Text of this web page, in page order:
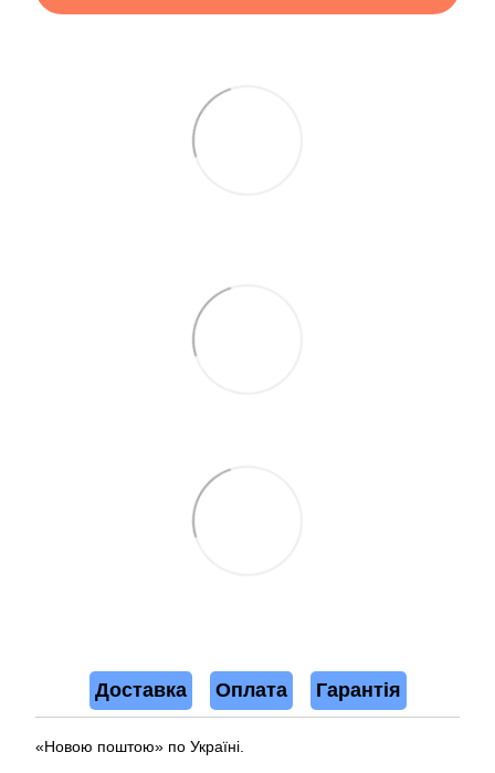
Доставка Оплата Гарантія
«Новою поштою» по Україні.